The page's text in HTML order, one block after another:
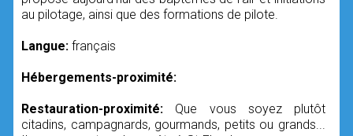
au pilotage, ainsi que des formations de pilote.
Langue: français
Hébergements-proximité:
Restauration-proximité: Que vous soyez plutôt
citadins, campagnards, gourmands, petits ou grands...